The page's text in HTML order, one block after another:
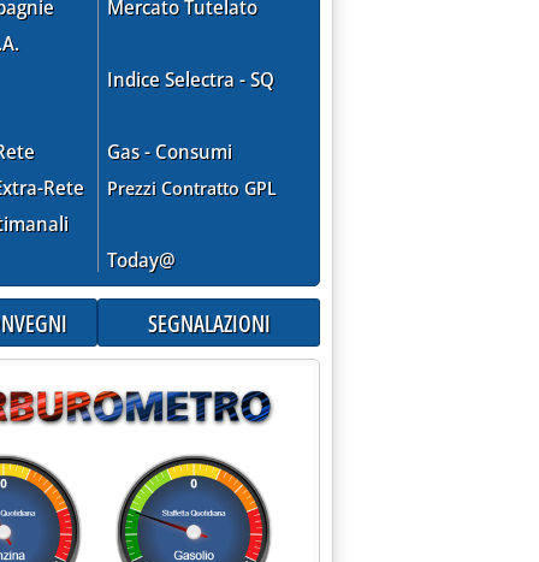
Rete
Mercato Tutelato
Indice Selectra - SQ
Gas - Consumi
Prezzi Contratto GPL
Today@
SEGNALAZIONI